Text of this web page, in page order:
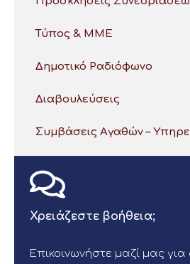
Τύπος & ΜΜΕ
Δημοτικό Ραδιόφωνο
Διαβουλεύσεις
Συμβάσεις Αγαθών –
Χρειάζεστε βοήθεια;
Επικοινωνήστε μαζί μας